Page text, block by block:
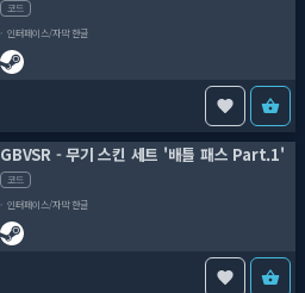
코드
인터페이스/자막 한글
GBVSR - 무기 스킨 세트 '배틀 패스 Part.1'
코드
인터페이스/자막 한글